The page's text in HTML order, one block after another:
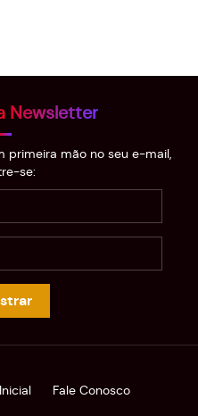
Newsletter
primeira mão no seu e-mail,
se:
Fale Conosco